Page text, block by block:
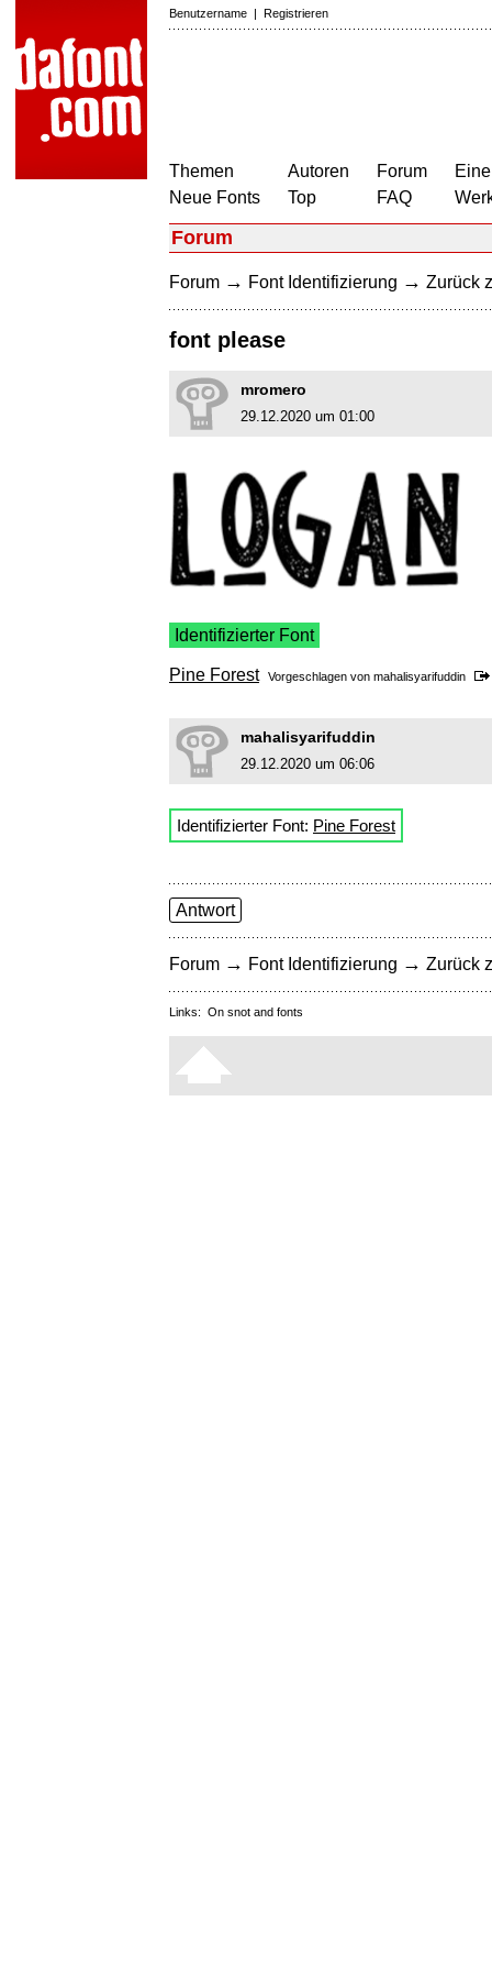
Benutzername | Registrieren
Themen
Neue Fonts
Autoren
Top
Forum
FAQ
Forum
Forum → Font Identifizierung → Zurück
font please
mromero
29.12.2020 um 01:00
Identifizierter Font
Pine Forest Vorgeschlagen von mahalisyarifuddin
mahalisyarifuddin
29.12.2020 um 06:06
Identifizierter Font: Pine Forest
Antwort
Forum → Font Identifizierung → Zurück
Links: On snot and fonts